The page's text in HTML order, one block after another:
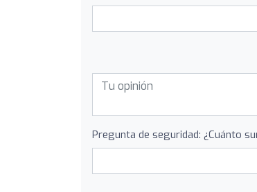
Pregunta de seguridad: ¿Cuánto